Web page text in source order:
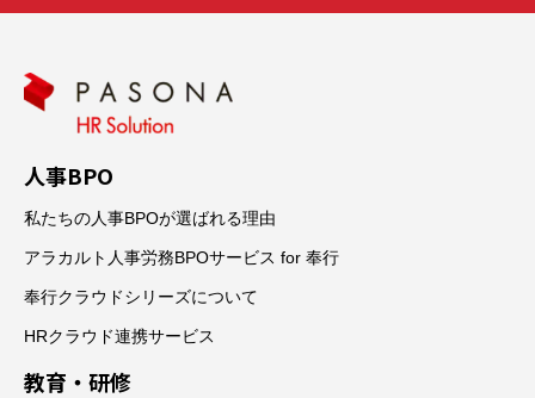
人事BPO
私たちの人事BPOが選ばれる理由
アラカルト人事労務BPOサービス for 奉行
奉行クラウドシリーズについて
HRクラウド連携サービス
教育・研修